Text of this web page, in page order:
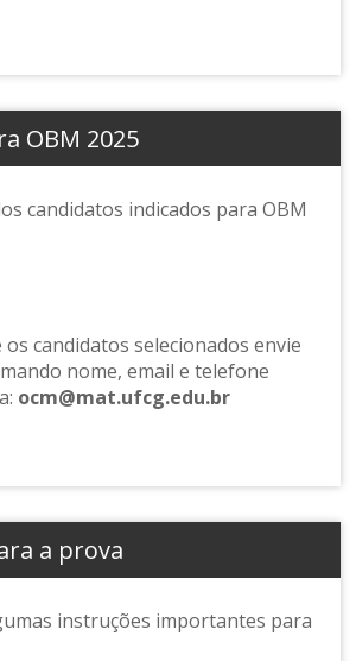
OBM 2025
candidatos indicados para OBM
candidatos selecionados envie
nome, email e telefone
ocm@mat.ufcg.edu.br
a prova
instruções importantes para